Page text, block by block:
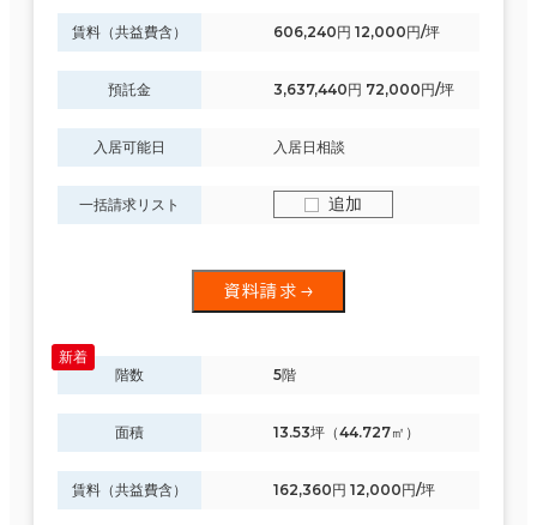
賃料（共益費含） 606,240円 12,000円/坪
預託金 3,637,440円 72,000円/坪
入居可能日 入居日相談
一括請求リスト 追加
資料請求
階数 5階
面積 13.53坪（44.727㎡）
賃料（共益費含） 162,360円 12,000円/坪